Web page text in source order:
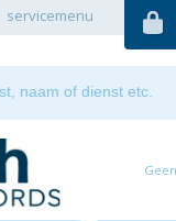
servicemenu